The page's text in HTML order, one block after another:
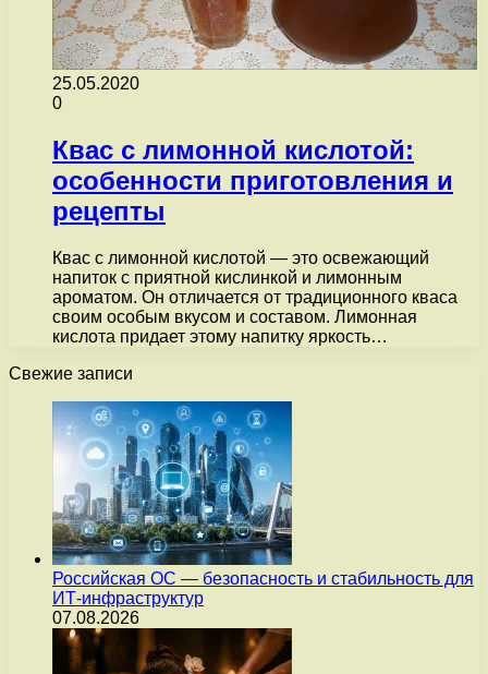
25.05.2020
0
Квас с лимонной кислотой:
особенности приготовления и
рецепты
Квас с лимонной кислотой — это освежающий
напиток с приятной кислинкой и лимонным
ароматом. Он отличается от традиционного кваса
своим особым вкусом и составом. Лимонная
кислота придает этому напитку яркость…
Свежие записи
Российская ОС — безопасность и стабильность для
ИТ-инфраструктур
07.08.2026